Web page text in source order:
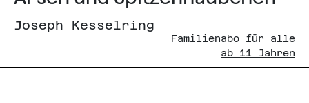
Joseph Kesselring
Familienabo für alle
ab 11 Jahren